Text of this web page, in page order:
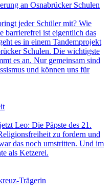
an Osnabrücker Schulen
jeder Schüler mit? Wie
barrierefrei ist eigentlich das
es in einem Tandemprojekt
Schulen. Die wichtigste
es an. Nur gemeinsam sind
und können uns für
Leo: Die Päpste des 21.
zu fordern und
das noch umstritten. Und im
als Ketzerei.
Trägerin